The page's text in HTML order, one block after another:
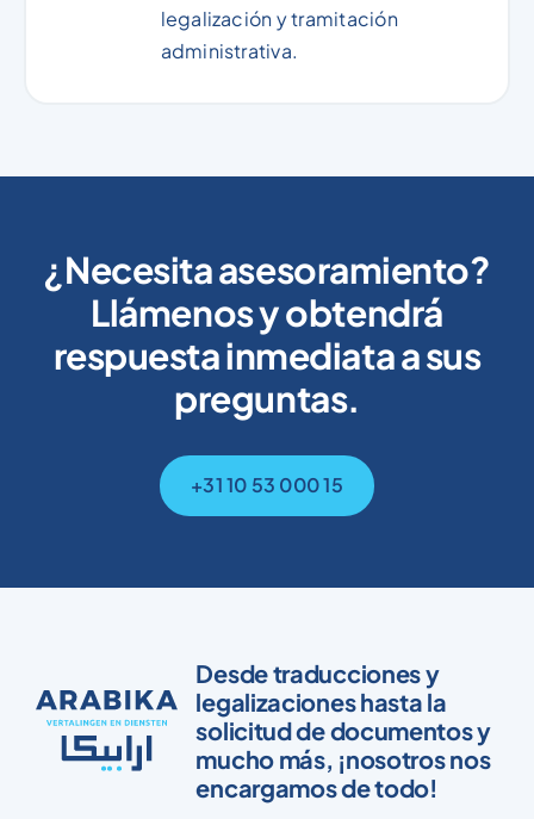
legalización y tramitación
administrativa.
¿Necesita asesoramiento?
Llámenos y obtendrá
respuesta inmediata a sus
preguntas.
+31 10 53 000 15
Desde traducciones y
legalizaciones hasta la
solicitud de documentos y
mucho más, ¡nosotros nos
encargamos de todo!